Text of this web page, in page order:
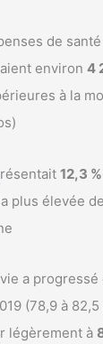
de
environ 4
à la
12,3
plus élevée de
a progressé
(78,9 à 82,5
légèrement à